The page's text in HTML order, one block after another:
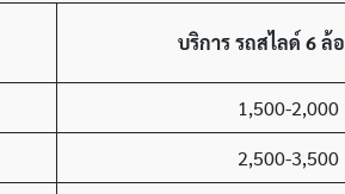
บริการ รถสไลด์ 6 ล้อ
1,500-2,000
2,500-3,500